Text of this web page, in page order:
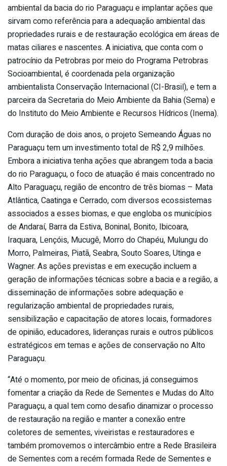
ambiental da bacia do rio Paraguaçu e implantar ações que
sirvam como referência para a adequação ambiental das
propriedades rurais e de restauração ecológica em áreas de
matas ciliares e nascentes. A iniciativa, que conta com o
patrocínio da Petrobras por meio do Programa Petrobras
Socioambiental, é coordenada pela organização
ambientalista Conservação Internacional (CI-Brasil), e tem a
parceira da Secretaria do Meio Ambiente da Bahia (Sema) e
do Instituto do Meio Ambiente e Recursos Hídricos (Inema).
Com duração de dois anos, o projeto Semeando Águas no
Paraguaçu tem um investimento total de R$ 2,9 milhões.
Embora a iniciativa tenha ações que abrangem toda a bacia
do rio Paraguaçu, o foco de atuação é mais concentrado no
Alto Paraguaçu, região de encontro de três biomas – Mata
Atlântica, Caatinga e Cerrado, com diversos ecossistemas
associados a esses biomas, e que engloba os municípios
de Andaraí, Barra da Estiva, Boninal, Bonito, Ibicoara,
Iraquara, Lençóis, Mucugê, Morro do Chapéu, Mulungu do
Morro, Palmeiras, Piatã, Seabra, Souto Soares, Utinga e
Wagner. As ações previstas e em execução incluem a
geração de informações técnicas sobre a bacia e a região, a
disseminação de informações sobre adequação e
regularização ambiental de propriedades rurais,
sensibilização e capacitação de atores locais, formadores
de opinião, educadores, lideranças rurais e outros públicos
estratégicos em temas e ações de conservação no Alto
Paraguaçu.
“Até o momento, por meio de oficinas, já conseguimos
fomentar a criação da Rede de Sementes e Mudas do Alto
Paraguaçu, a qual tem como desafio dinamizar o processo
de restauração na região e manter a conexão entre
coletores de sementes, viveiristas e restauradores e
também promovemos o intercâmbio entre a Rede Brasileira
de Sementes com a recém formada Rede de Sementes e